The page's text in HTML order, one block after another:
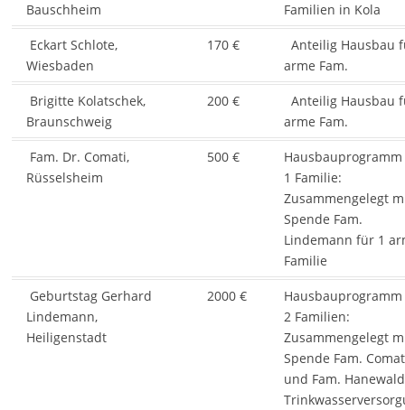
Bauschheim
Familien in Kola
Eckart Schlote,
Wiesbaden
170 €
Anteilig Hausbau
arme Fam.
Brigitte Kolatschek,
Braunschweig
200 €
Anteilig Hausbau
arme Fam.
Fam. Dr. Comati,
Rüsselsheim
500 €
1 Familie:
Zusammengelegt
Spende Fam.
Lindemann für 1
Familie
Geburtstag Gerhard
Lindemann,
Heiligenstadt
2000 €
2 Familien:
Zusammengelegt
Spende Fam.
und Fam.